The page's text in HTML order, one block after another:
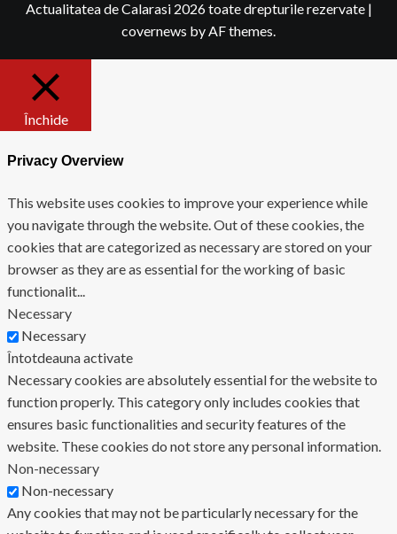
Actualitatea de Calarasi 2026 toate drepturile rezervate |
covernews by AF themes.
Închide
Privacy Overview
This website uses cookies to improve your experience while
you navigate through the website. Out of these cookies, the
cookies that are categorized as necessary are stored on your
browser as they are as essential for the working of basic
functionalit...
Necessary
Necessary
Întotdeauna activate
Necessary cookies are absolutely essential for the website to
function properly. This category only includes cookies that
ensures basic functionalities and security features of the
website. These cookies do not store any personal information.
Non-necessary
Non-necessary
Any cookies that may not be particularly necessary for the